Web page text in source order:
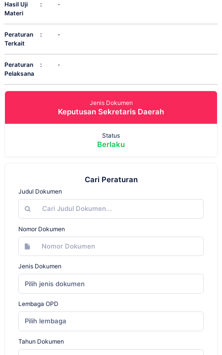
Hasil Uji
Materi
: -
Peraturan
Terkait
: -
Peraturan
Pelaksana
: -
Jenis Dokumen
Keputusan Sekretaris Daerah
Status
Berlaku
Cari Peraturan
Judul Dokumen
Nomor Dokumen
Jenis Dokumen
Pilih jenis dokumen
Lembaga OPD
Pilih lembaga
Tahun Dokumen